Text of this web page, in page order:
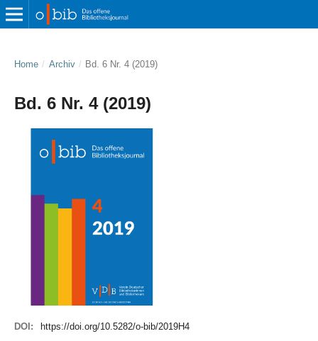
Home / Archiv / Bd. 6 Nr. 4 (2019)
Bd. 6 Nr. 4 (2019)
DOI: https://doi.org/10.5282/o-bib/2019H4